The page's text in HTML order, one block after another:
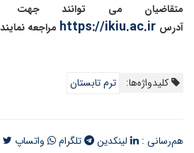
متقاضیان می توانند جهت
آدرس
مراجعه
کلیدواژه‌ها: ترم تابستان
هم‌رسانی : لینکدین تلگرام واتساپ